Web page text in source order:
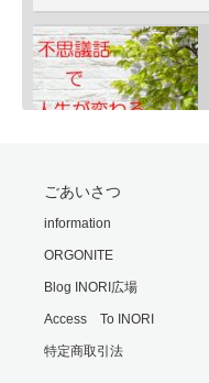
RSS FEED
SHARE
EMBED
モリオンは明智小五郎
ごあいさつ
information
ORGONITE
Blog INORI広場
Access To INORI
特定商取引法